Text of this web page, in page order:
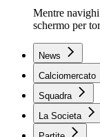
Mentre
schermo per
News
Calciomercato
Squadra
La Societa